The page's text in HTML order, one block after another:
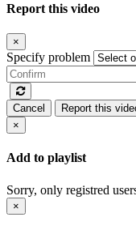
Report this video
×
Specify problem
Cancel
Report this
×
Add to playlist
Sorry, only registred
×